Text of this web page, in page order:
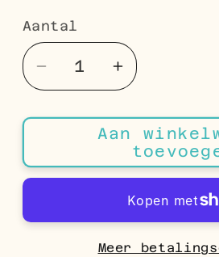
Aantal
Aantal
Aantal
verlagen
voor
Navelpiercing
met
Hanger
Aantal
verhogen
voor
Stalen
met
Weedblad
Hanger
Aan
Meer